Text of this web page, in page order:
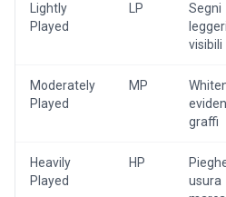
Lightly
Played
LP
Segni
leggeri
visibili
Moderately
Played
MP
graffi
Heavily
Played
HP
usura